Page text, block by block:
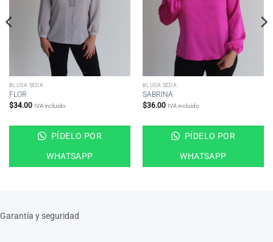
BLUSA SEDA
FLOR
$34.00 IVA incluido
PÍDELO POR
WHATSAPP
BLUSA SEDA
SABRINA
$36.00 IVA incluido
PÍDELO POR
WHATSAPP
Garantía y seguridad